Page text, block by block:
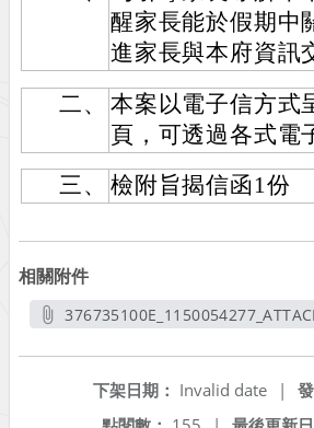
醒家長能於假期中
進家長與本府資訊
二、
本案以電子信方式
頁，可透過各式電
三、
檢附旨揭信函1份
相關附件
下架日期： Invalid date
|